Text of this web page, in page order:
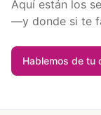
Aquí están los
—y donde si te
Hablemos de tu